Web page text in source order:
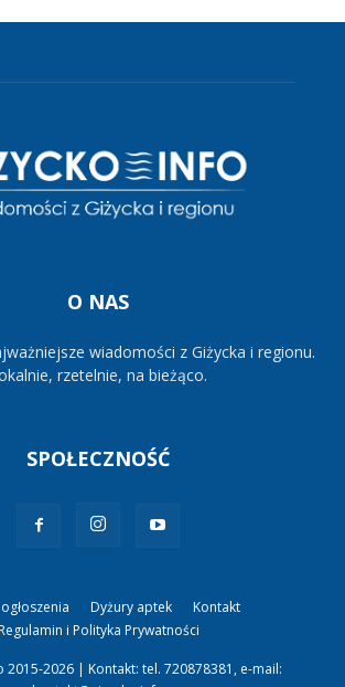
O NAS
wiadomości z Giżycka i regionu.
rzetelnie, na bieżąco.
SPOŁECZNOŚĆ
Dyżury aptek
Kontakt
Regulamin i Polityka Prywatności
2015-2026 | Kontakt: tel. 720878381, e-mail: